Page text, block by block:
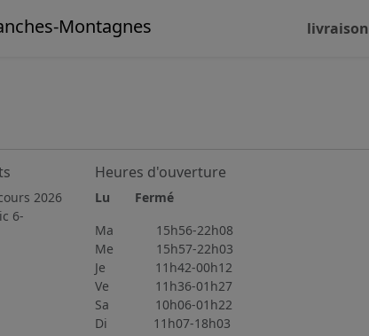
Montagnes livraison
2026
6-
Heures d'ouverture
Lu Fermé
Ma 15h56-22h08
Me 15h57-22h03
Je 11h42-00h12
Ve 11h36-01h27
Sa 10h06-01h22
Di 11h07-18h03